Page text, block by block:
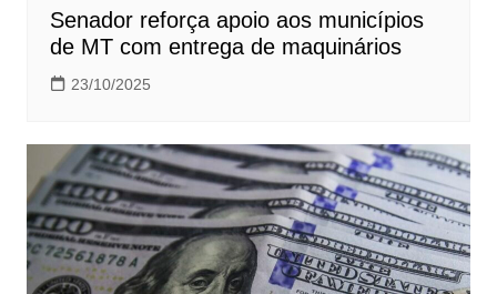
Senador reforça apoio aos municípios
de MT com entrega de maquinários
23/10/2025